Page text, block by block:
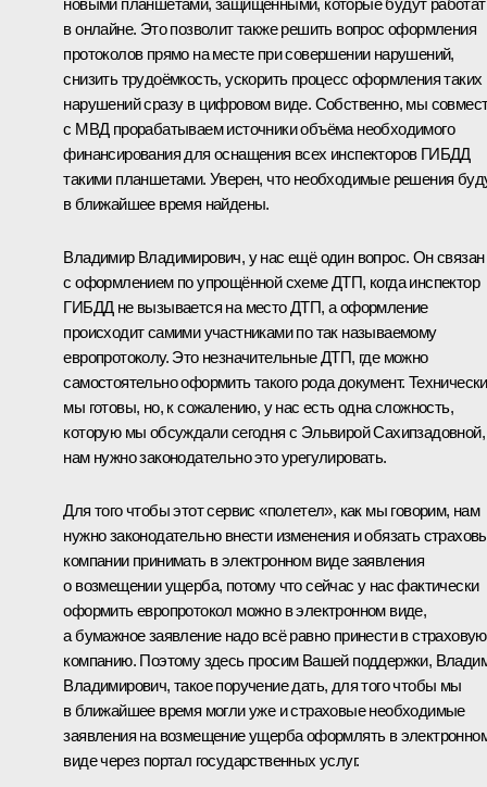
в онлайне. Это позволит также решить вопрос оформления
протоколов прямо на месте при совершении нарушений,
снизить трудоёмкость, ускорить процесс оформления таких
нарушений сразу в цифровом виде. Собственно, мы
с МВД прорабатываем источники объёма необходимого
финансирования для оснащения всех инспекторов ГИБДД
такими планшетами. Уверен, что необходимые решения
в ближайшее время найдены.
Владимир Владимирович, у нас ещё один вопрос. Он связан
с оформлением по упрощённой схеме ДТП, когда инспектор
ГИБДД не вызывается на место ДТП, а оформление
происходит самими участниками по так называемому
европротоколу. Это незначительные ДТП, где можно
самостоятельно оформить такого рода документ. Технически
мы готовы, но, к сожалению, у нас есть одна сложность,
которую мы обсуждали сегодня с Эльвирой
нам нужно законодательно это урегулировать.
Для того чтобы этот сервис «полетел», как мы говорим, нам
нужно законодательно внести изменения и обязать
компании принимать в электронном виде заявления
о возмещении ущерба, потому что сейчас у нас фактически
оформить европротокол можно в электронном виде,
а бумажное заявление надо всё равно принести в страховую
компанию. Поэтому здесь просим Вашей поддержки,
Владимирович, такое поручение дать, для того чтобы мы
в ближайшее время могли уже и страховые необходимые
заявления на возмещение ущерба оформлять в
виде через портал государственных услуг.